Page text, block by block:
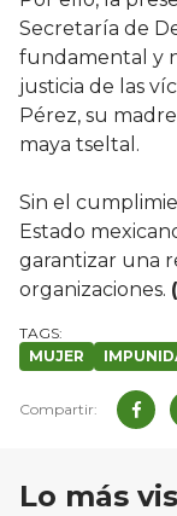
Secretaría de
fundamental y
justicia de las
Pérez, su
maya tseltal.
Sin el
Estado
garantizar una
organizaciones.
MUJER
Lo más